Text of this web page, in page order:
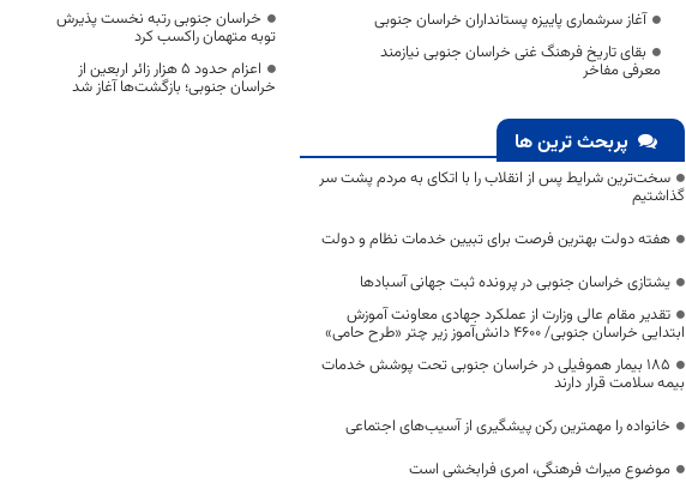
آغاز سرشماری پاییزه پستانداران خراسان جنوبی
بقای تاریخ فرهنگ غنی خراسان جنوبی نیازمند
معرفی مفاخر
پربحث ترین ها
سخت‌ترین شرایط پس از انقلاب را با اتکای به مردم پشت سر
گذاشتیم
هفته دولت بهترین فرصت برای تبیین خدمات نظام و دولت
یشتازی خراسان جنوبی در پرونده ثبت جهانی آسبادها
تقدیر مقام عالی وزارت از عملکرد جهادی معاونت آموزش
ابتدایی خراسان جنوبی/ ۴۶۰۰ دانش‌آموز زیر چتر «طرح حامی»
۱۸۵ بیمار هموفیلی در خراسان جنوبی تحت پوشش خدمات
بیمه سلامت قرار دارند
خانواده را مهمترین رکن پیشگیری از آسیب‌های اجتماعی
موضوع میراث فرهنگی، امری فرابخشی است
خراسان جنوبی رتبه نخست پذیرش
توبه متهمان راکسب کرد
اعزام حدود 5 هزار زائر اربعین از
خراسان جنوبی؛ بازگشت‌ها آغاز شد